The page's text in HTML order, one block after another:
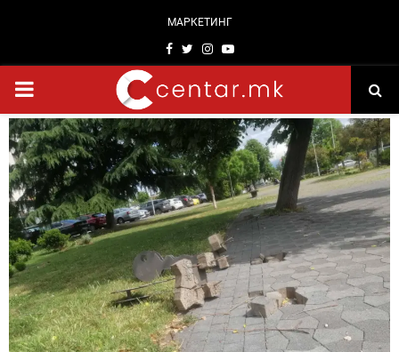
МАРКЕТИНГ
Facebook
TwitterInstagram
Youtube
PRIMARY
MENU